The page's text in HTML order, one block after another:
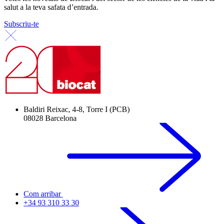
salut a la teva safata d’entrada.
Subscriu-te
Baldiri Reixac, 4-8, Torre I (PCB)
08028 Barcelona
Com arribar
+34 93 310 33 30